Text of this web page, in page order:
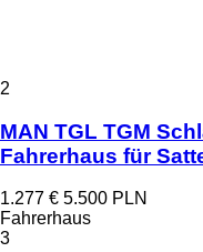
2
MAN TGL TGM
Fahrerhaus für
1.277 € 5.500 PLN
Fahrerhaus
3